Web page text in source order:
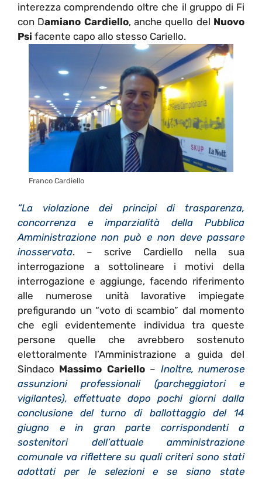
interezza comprendendo oltre che il gruppo di Fi
con Damiano Cardiello, anche quello del Nuovo
Psi facente capo allo stesso Cariello.
Franco Cardiello
“La violazione dei principi di trasparenza,
concorrenza e imparzialità della Pubblica
Amministrazione non può e non deve passare
inosservata. – scrive Cardiello nella sua
interrogazione a sottolineare i motivi della
interrogazione e aggiunge, facendo riferimento
alle numerose unità lavorative impiegate
prefigurando un “voto di scambio” dal momento
che egli evidentemente individua tra queste
persone quelle che avrebbero sostenuto
elettoralmente l’Amministrazione a guida del
Sindaco Massimo Cariello– Inoltre, numerose
assunzioni professionali (parcheggiatori e
vigilantes), effettuate dopo pochi giorni dalla
conclusione del turno di ballottaggio del 14
giugno e in gran parte corrispondenti a
sostenitori dell’attuale amministrazione
comunale va riflettere su quali criteri sono stati
adottati per le selezioni e se siano state